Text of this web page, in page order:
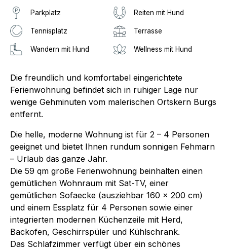
Parkplatz Reiten mit Hund
Tennisplatz Terrasse
Wandern mit Hund Wellness mit Hund
Die freundlich und komfortabel eingerichtete
Ferienwohnung befindet sich in ruhiger Lage nur
wenige Gehminuten vom malerischen Ortskern Burgs
entfernt.
Die helle, moderne Wohnung ist für 2 – 4 Personen
geeignet und bietet Ihnen rundum sonnigen Fehmarn
– Urlaub das ganze Jahr.
Die 59 qm große Ferienwohnung beinhalten einen
gemütlichen Wohnraum mit Sat-TV, einer
gemütlichen Sofaecke (ausziehbar 160 x 200 cm)
und einem Essplatz für 4 Personen sowie einer
integrierten modernen Küchenzeile mit Herd,
Backofen, Geschirrspüler und Kühlschrank.
Das Schlafzimmer verfügt über ein schönes